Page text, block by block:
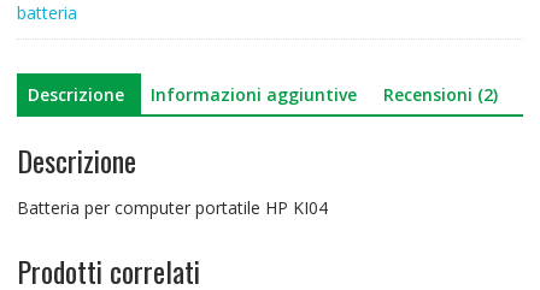
batteria
Descrizione Informazioni aggiuntive Recensioni (2)
Descrizione
Batteria per computer portatile HP KI04
Prodotti correlati